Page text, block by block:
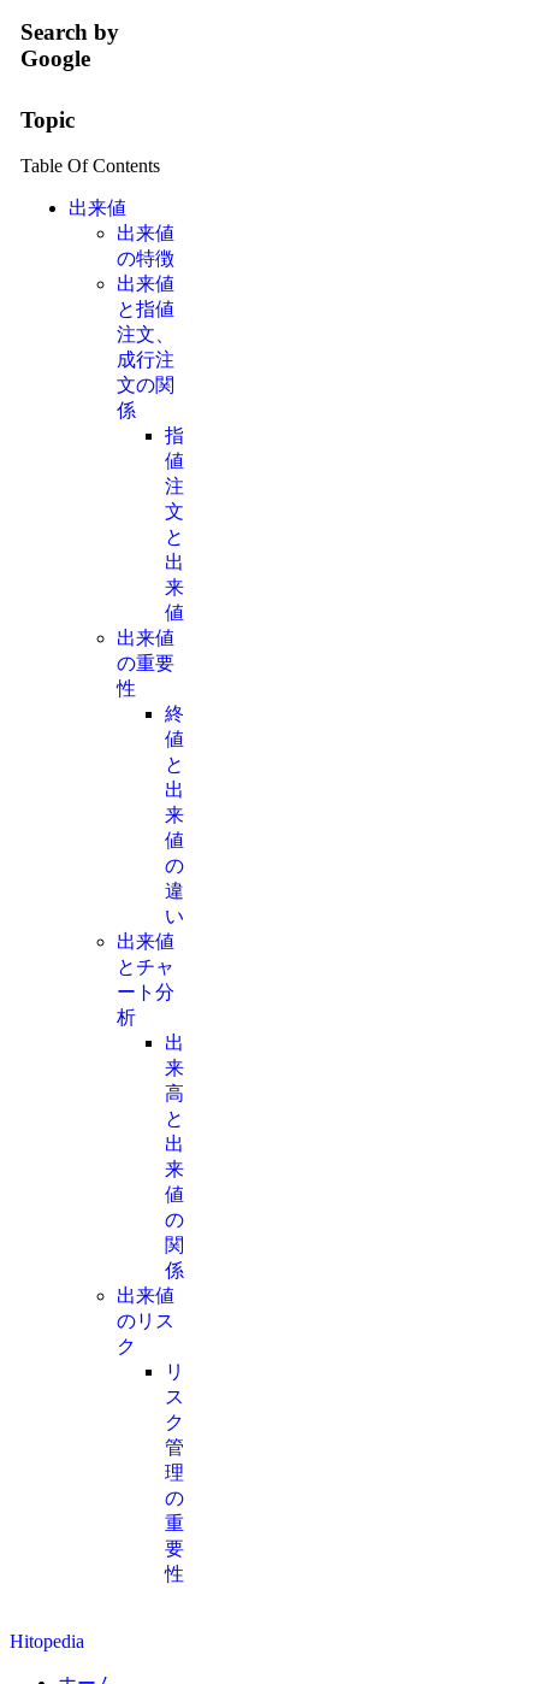
Search by
Google
Topic
Table Of Contents
出来値
出来値
の特徴
出来値
と指値
注文、
成行注
文の関
係
指
値
注
文
と
出
来
値
出来値
の重要
性
終
値
と
出
来
値
の
違
い
出来値
とチャ
ート分
析
出
来
高
と
出
来
値
の
関
係
出来値
のリス
ク
リ
ス
ク
管
理
の
重
要
性
Hitopedia